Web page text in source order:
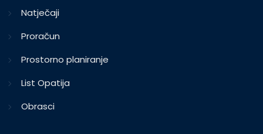
Natječaji
Proračun
Prostorno planiranje
List Opatija
Obrasci